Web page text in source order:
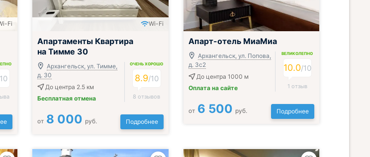
Fi
10
Wi-Fi
Апартаменты Квартира
на Тимме 30
Архангельск, ул. Тимме,
д. 30
До центра 2.5 км
Бесплатная отмена
ОЧЕНЬ ХОРОШО
8.9/10
8 отзывов
от 8 000 руб. Подробнее
Апарт-отель МиаМиа
Архангельск, ул. Попова,
д. 3с2
До центра 1000 м
Оплата на сайте
ВЕЛИКОЛЕПНО
10.0/10
1 отзыв
от 6 500 руб. Подробнее